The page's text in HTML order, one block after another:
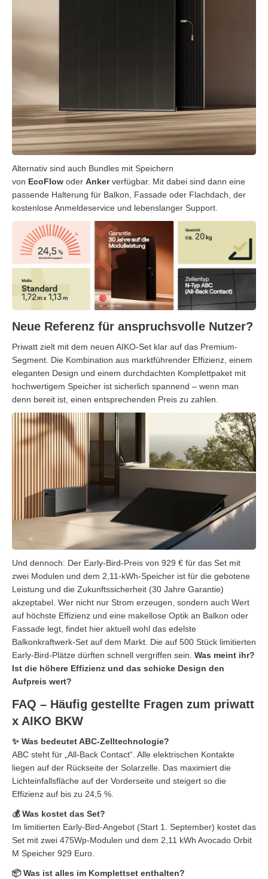
Alternativ sind auch Bundles mit Speichern
von EcoFlow oder Ankerverfügbar. Mit dabei sind dann eine
passende Halterung für Balkon, Fassade oder Flachdach, der
kostenlose Anmeldeservice und lebenslanger Support.
Neue Referenz für anspruchsvolle Nutzer?
Priwatt zielt mit dem neuen AIKO-Set klar auf das Premium-
Segment. Die Kombination aus marktführender Effizienz, einem
eleganten Design und einem durchdachten Komplettpaket mit
hochwertigem Speicher ist sicherlich spannend – wenn man
denn bereit ist, einen entsprechenden Preis zu zahlen.
Und dennoch: Der Early-Bird-Preis von 929 € für das Set mit
zwei Modulen und dem 2,11-kWh-Speicher ist für die gebotene
Leistung und die Zukunftssicherheit (30 Jahre Garantie)
akzeptabel. Wer nicht nur Strom erzeugen, sondern auch Wert
auf höchste Effizienz und eine makellose Optik an Balkon oder
Fassade legt, findet hier aktuell wohl das edelste
Balkonkraftwerk-Set auf dem Markt. Die auf 500 Stück limitierten
Early-Bird-Plätze dürften schnell vergriffen sein. Was meint ihr?
Ist die höhere Effizienz und das schicke Design den
Aufpreis wert?
FAQ – Häufig gestellte Fragen zum priwatt
x AIKO BKW
✨ Was bedeutet ABC-Zelltechnologie?
ABC steht für „All-Back Contact“. Alle elektrischen Kontakte
liegen auf der Rückseite der Solarzelle. Das maximiert die
Lichteinfallsfläche auf der Vorderseite und steigert so die
Effizienz auf bis zu 24,5 %.
💰 Was kostet das Set?
Im limitierten Early-Bird-Angebot (Start 1. September) kostet das
Set mit zwei 475Wp-Modulen und dem 2,11 kWh Avocado Orbit
M Speicher 929 Euro.
📦 Was ist alles im Komplettset enthalten?